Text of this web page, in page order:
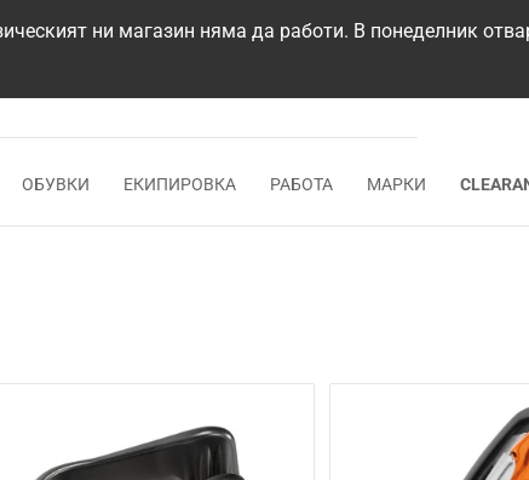
ни магазин няма да работи. В понеделник
ОБУВКИ ЕКИПИРОВКА РАБОТА МАРКИ